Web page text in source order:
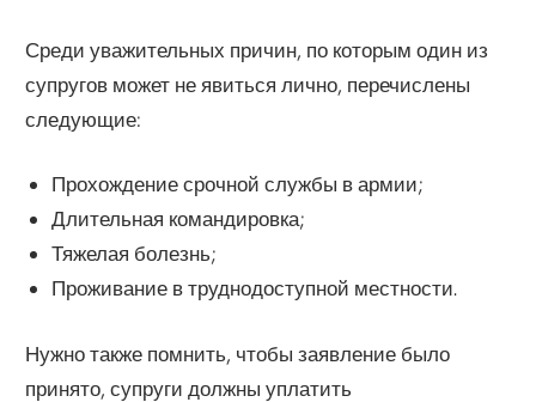
Среди уважительных причин, по которым один из
супругов может не явиться лично, перечислены
следующие:
Прохождение срочной службы в армии;
Длительная командировка;
Тяжелая болезнь;
Проживание в труднодоступной местности.
Нужно также помнить, чтобы заявление было
принято, супруги должны уплатить